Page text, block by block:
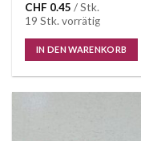
CHF 0.45 / Stk.
19 Stk. vorrätig
IN DEN WARENKORB